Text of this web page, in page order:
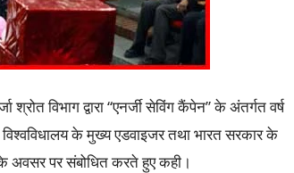
विभाग द्वारा “एनर्जी सेविंग कैंपेन” के अंतर्गत वर्ष
के मुख्य एडवाइजर तथा भारत सरकार के
अवसर पर संबोधित करते हुए कही।